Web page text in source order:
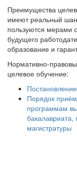
Преимущества
имеют реальный
пользуются мерами
будущего
образование и
Нормативно-
целевое обучение:
Порядок
программам
магистратуры